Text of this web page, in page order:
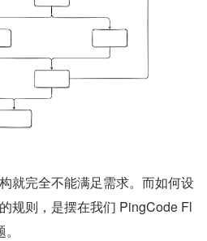
就完全不能满足需求。而如何设
规则，是摆在我们 PingCode Fl